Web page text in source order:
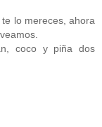
lo mereces, ahora
coco y piña dos